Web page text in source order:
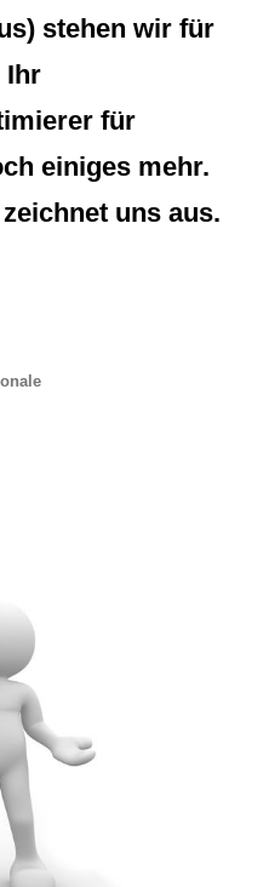
stehen wir für
Ihr
für
einiges mehr.
uns aus.